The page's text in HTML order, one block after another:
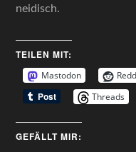
neidisch.
TEILEN MIT:
Mastodon
Threads
GEFÄLLT MIR: